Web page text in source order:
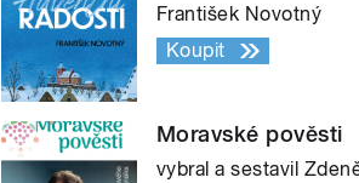
František Novotný
Koupit
Moravské pověsti
vybral a sestavil